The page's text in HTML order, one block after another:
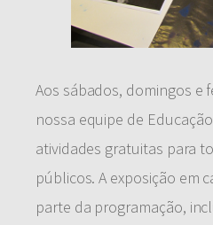
Aos sábados, domingos e
nossa equipe de
atividades gratuitas para
públicos. A exposição em
parte da programação,